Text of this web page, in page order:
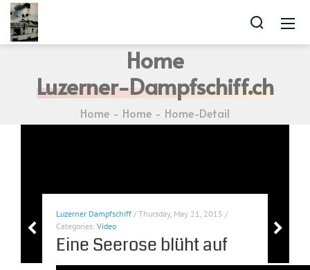
Home
Luzerner-Dampfschiff.ch
Home Home Home-Detail
Luzerner Dampfschiff / Thursday, May 21, 2015 /
Categories:Video
Eine Seerose blüht auf